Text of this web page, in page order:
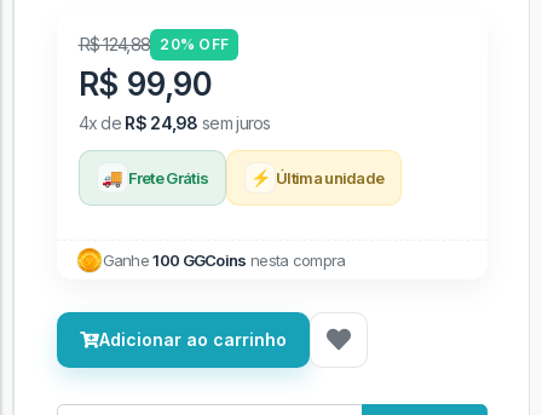
R$ 124,88 20% OFF
R$ 99,90
4x de R$ 24,98 sem juros
🚚 Frete Grátis ⚡ Última unidade
Ganhe100 GGCoins nesta compra
Adicionar ao carrinho